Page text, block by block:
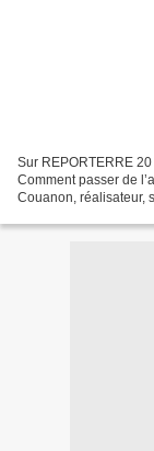
Sur REPORTERRE
Comment passer de
Couanon, réalisateur,